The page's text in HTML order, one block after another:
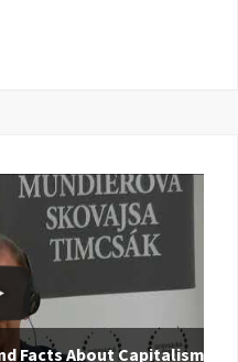
Facts About Capitalism |